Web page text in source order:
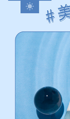
★ツヤ感をプラスし
✓脚や腕の毛穴が気に
✓ボディハイライトと
≪薬用ブライトピュ
＼NEW／
薬用全身ケアクリーム
毎日続ける美白※2ケア